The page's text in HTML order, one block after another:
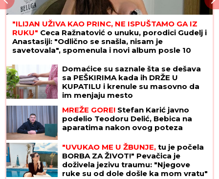
"ILIJAN UŽIVA KAO PRINC, NE ISPUŠTAMO GA IZ
RUKU" Ceca Ražnatović o unuku, porodici Gudelj i
Anastasiji: "Odlično se snašla, nisam je
savetovala", spomenula i novi album posle 10
Domaćice su saznale šta se dešava
sa PEŠKIRIMA kada ih DRŽE U
KUPATILU i krenule su masovno da
im menjaju mesto
MREŽE GORE! Stefan Karić javno
podelio Teodoru Delić, Bebica na
aparatima nakon ovog poteza
"UVUKAO ME U ŽBUNJE, tu je počela
BORBA ZA ŽIVOT!" Pevačica je
doživela jezivu traumu: "Njegove
ruke su od dole došle ka mom vratu"